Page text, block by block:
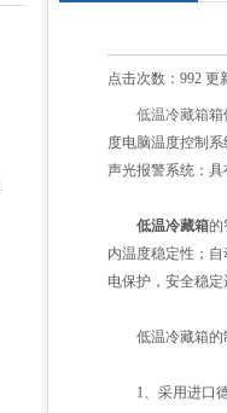
点击次数：992 更
低温冷藏箱箱
度电脑温度控制
声光报警系统：
低温冷藏箱的
内温度稳定性；
电保护，安全稳定
低温冷藏箱的
1、采用进口德